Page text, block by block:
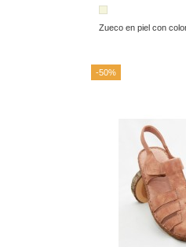
Beige
Zueco en piel con
-50%